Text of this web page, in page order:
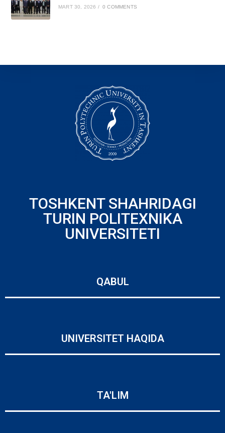
MART 30, 2026 / 0 COMMENTS
TOSHKENT SHAHRIDAGI
TURIN POLITEXNIKA
UNIVERSITETI
QABUL
UNIVERSITET HAQIDA
TA'LIM